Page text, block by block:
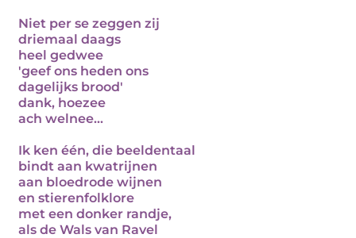
Niet per se zeggen zij
driemaal daags
heel gedwee
'geef ons heden ons
dagelijks brood'
dank, hoezee
ach welnee...
Ik ken één, die beeldentaal
bindt aan kwatrijnen
aan bloedrode wijnen
en stierenfolklore
met een donker randje,
als de Wals van Ravel